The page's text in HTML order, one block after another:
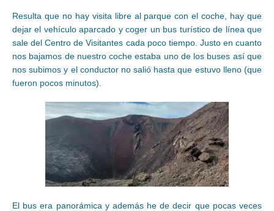
Resulta que no hay visita libre al parque con el coche, hay que
dejar el vehículo aparcado y coger un bus turístico de línea que
sale del Centro de Visitantes cada poco tiempo. Justo en cuanto
nos bajamos de nuestro coche estaba uno de los buses así que
nos subimos y el conductor no salió hasta que estuvo lleno (que
fueron pocos minutos).
El bus era panorámica y además he de decir que pocas veces